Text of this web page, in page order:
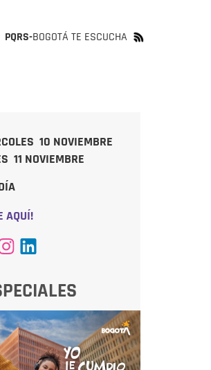
PQRS-BOGOTÁ TE ESCUCHA
10 NOVIEMBRE
11 NOVIEMBRE
AQUÍ!